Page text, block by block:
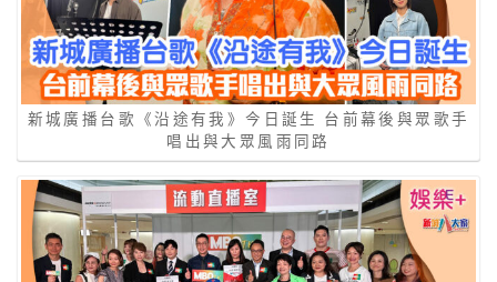
新城廣播台歌《沿途有我》今日誕生 台前幕後與眾歌手
唱出與大眾風雨同路